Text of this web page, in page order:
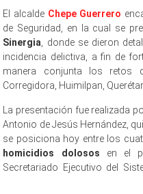
El alcalde Chepe Guerrero
de Seguridad, en la cual se
Sinergia , donde se dieron
incidencia delictiva, a fin de
manera conjunta los retos
Corregidora, Huimilpan,
La presentación fue realizada
Antonio de Jesús Hernández,
se posiciona hoy entre los
homicidios dolosos en el
Secretariado Ejecutivo del